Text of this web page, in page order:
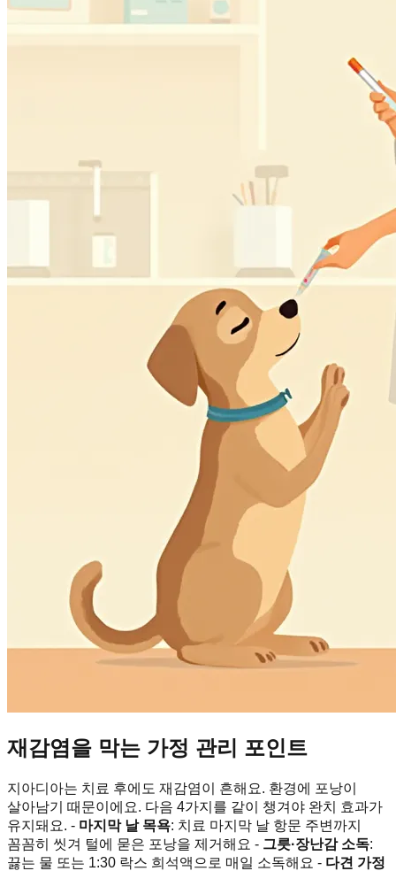
재감염을 막는 가정 관리 포인트
지아디아는 치료 후에도 재감염이 흔해요. 환경에 포낭이
살아남기 때문이에요. 다음 4가지를 같이 챙겨야 완치 효과가
유지돼요. - 마지막 날 목욕: 치료 마지막 날 항문 주변까지
꼼꼼히 씻겨 털에 묻은 포낭을 제거해요 - 그릇·장난감 소독:
끓는 물 또는 1:30 락스 희석액으로 매일 소독해요 - 다견 가정